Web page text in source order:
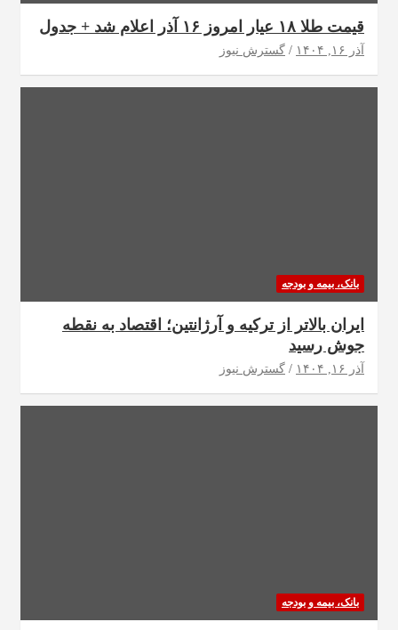
قیمت طلا ۱۸ عیار امروز ۱۶ آذر اعلام شد + جدول
آذر ۱۶, ۱۴۰۴ گسترش نیوز
بانک، بیمه و بودجه
ایران بالاتر از ترکیه و آرژانتین؛ اقتصاد به نقطه
جوش رسید
آذر ۱۶, ۱۴۰۴ گسترش نیوز
بانک، بیمه و بودجه